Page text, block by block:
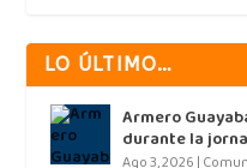
LO ÚLTIMO…
Armero
durante la